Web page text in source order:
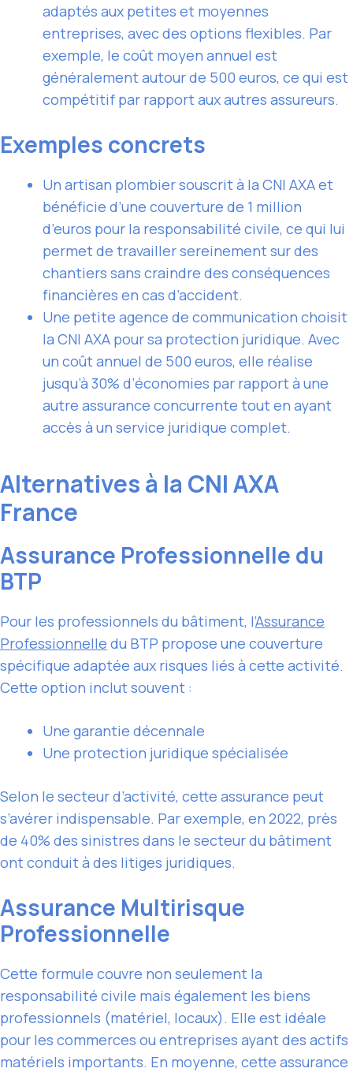
adaptés aux petites et moyennes
entreprises, avec des options flexibles. Par
exemple, le coût moyen annuel est
généralement autour de 500 euros, ce qui est
compétitif par rapport aux autres assureurs.
Exemples concrets
Un artisan plombier souscrit à la CNI AXA et
bénéficie d’une couverture de 1 million
d’euros pour la responsabilité civile, ce qui lui
permet de travailler sereinement sur des
chantiers sans craindre des conséquences
financières en cas d’accident.
Une petite agence de communication choisit
la CNI AXA pour sa protection juridique. Avec
un coût annuel de 500 euros, elle réalise
jusqu’à 30% d’économies par rapport à une
autre assurance concurrente tout en ayant
accès à un service juridique complet.
Alternatives à la CNI AXA
France
Assurance Professionnelle du
BTP
Pour les professionnels du bâtiment, l’Assurance
Professionnelle du BTP propose une couverture
spécifique adaptée aux risques liés à cette activité.
Cette option inclut souvent :
Une garantie décennale
Une protection juridique spécialisée
Selon le secteur d’activité, cette assurance peut
s’avérer indispensable. Par exemple, en 2022, près
de 40% des sinistres dans le secteur du bâtiment
ont conduit à des litiges juridiques.
Assurance Multirisque
Professionnelle
Cette formule couvre non seulement la
responsabilité civile mais également les biens
professionnels (matériel, locaux). Elle est idéale
pour les commerces ou entreprises ayant des actifs
matériels importants. En moyenne, cette assurance